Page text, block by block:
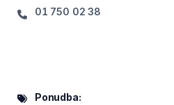
01 750 02 38
Ponudba: